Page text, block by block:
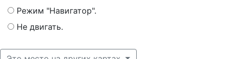
Режим "Навигатор".
Не двигать.